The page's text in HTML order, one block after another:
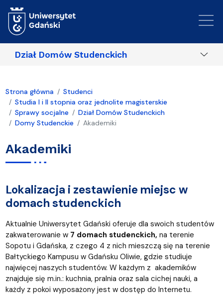
Dział Domów Studenckich
Strona główna
Studenci
Studia I i II stopnia oraz jednolite magisterskie
Sprawy socjalne
Dział Domów Studenckich
Domy Studenckie
Akademiki
Akademiki
Lokalizacja i zestawienie miejsc w
domach studenckich
Aktualnie Uniwersytet Gdański oferuje dla swoich studentów
zakwaterowanie w 7 domach studenckich, na terenie
Sopotu i Gdańska, z czego 4 z nich mieszczą się na terenie
Bałtyckiego Kampusu w Gdańsku Oliwie, gdzie studiuje
najwięcej naszych studentów. W każdym z akademików
znajduje się m.in.: kuchnia, pralnia oraz sala cichej nauki, a
każdy z pokoi wyposażony jest w dostęp do Internetu.